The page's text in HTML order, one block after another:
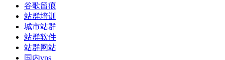
谷歌留痕
站群培训
城市站群
站群软件
站群网站
国内vps